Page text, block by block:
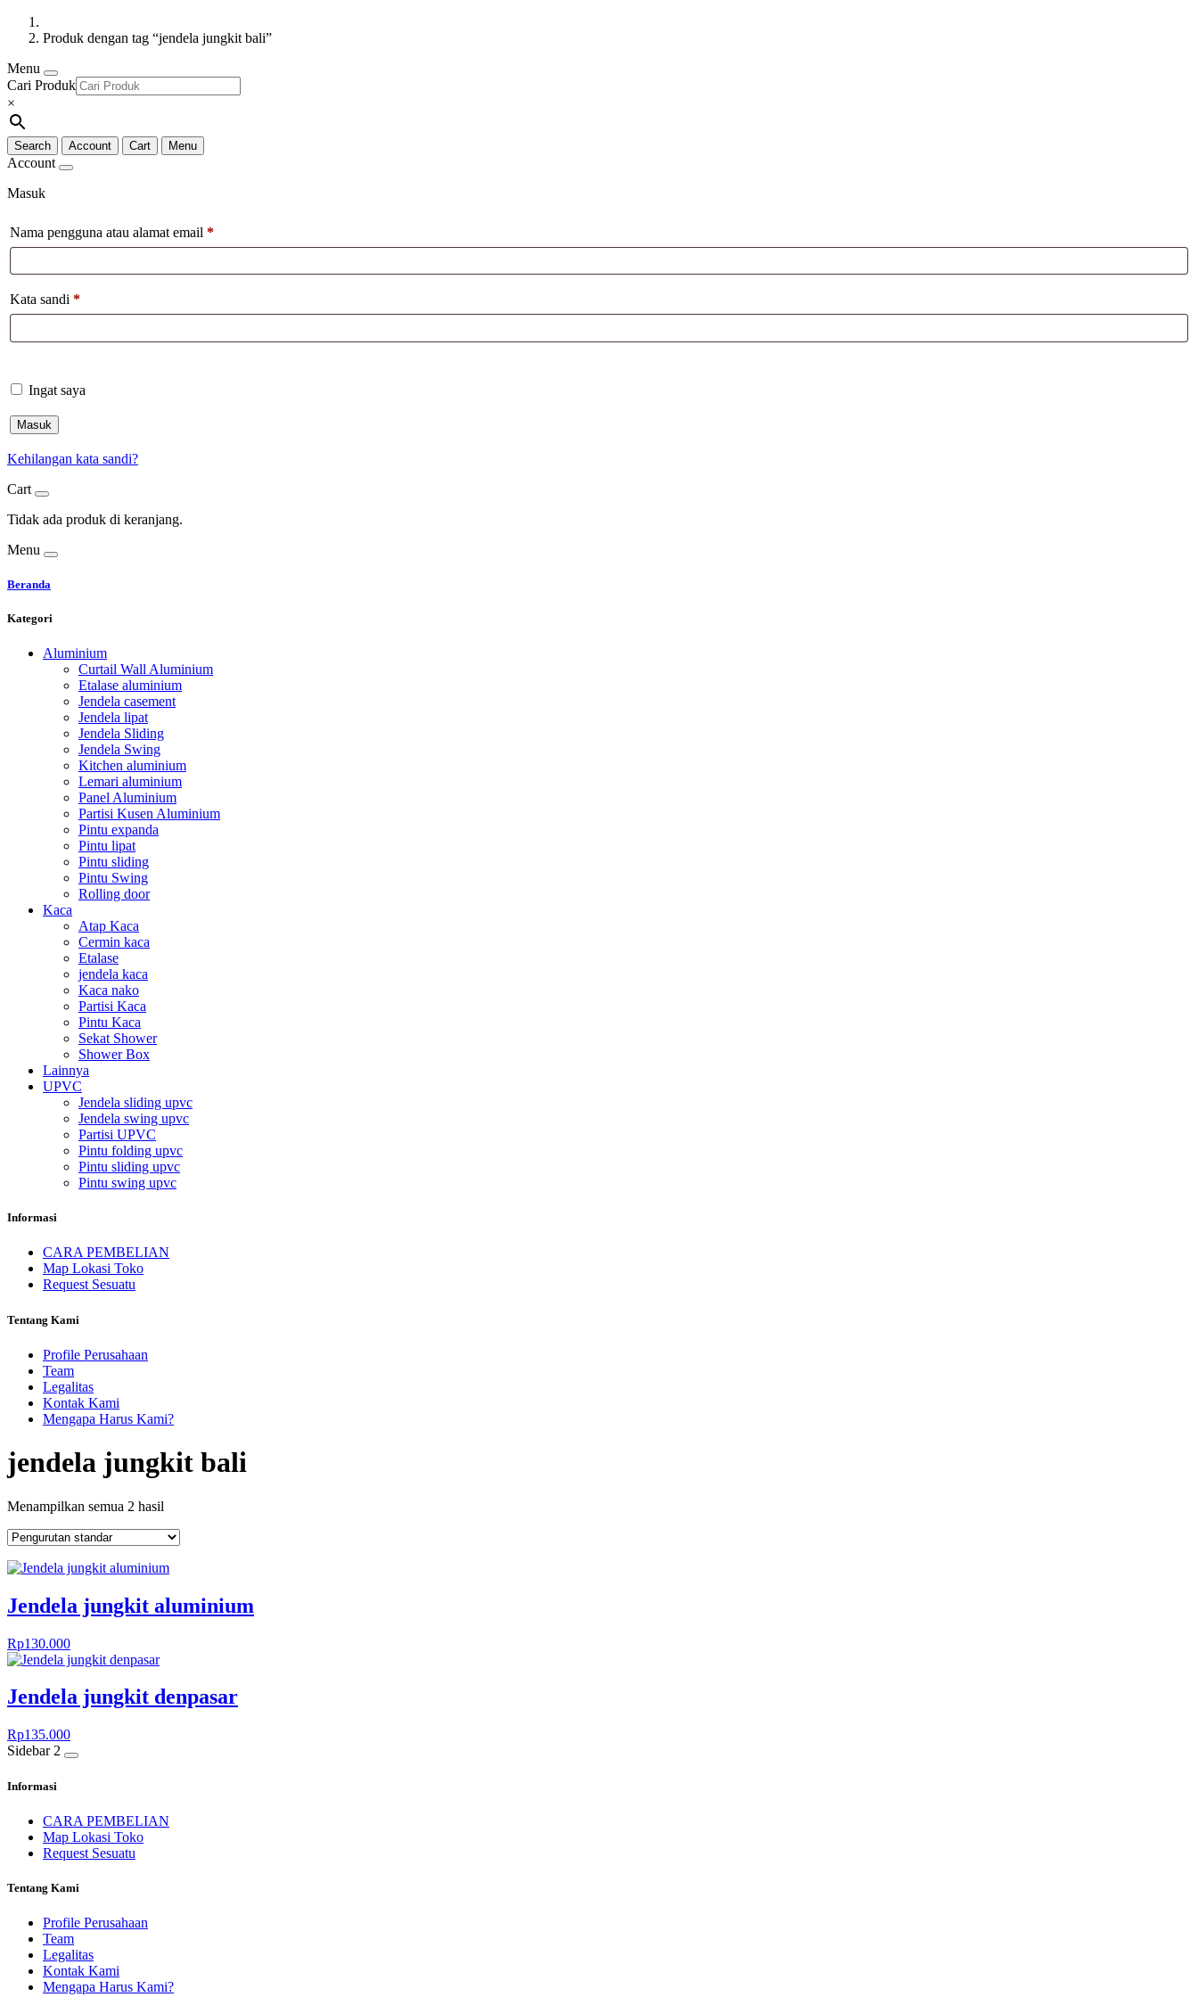
Produk dengan tag “jendela jungkit bali”
Menu
Cari Produk
×
Search Account Cart Menu
Account
Masuk
Nama pengguna atau alamat email *
Kata sandi *
Ingat saya
Masuk
Kehilangan kata sandi?
Cart
Tidak ada produk di keranjang.
Menu
Beranda
Kategori
Aluminium
Curtail Wall Aluminium
Etalase aluminium
Jendela casement
Jendela lipat
Jendela Sliding
Jendela Swing
Kitchen aluminium
Lemari aluminium
Panel Aluminium
Partisi Kusen Aluminium
Pintu expanda
Pintu lipat
Pintu sliding
Pintu Swing
Rolling door
Kaca
Atap Kaca
Cermin kaca
Etalase
jendela kaca
Kaca nako
Partisi Kaca
Pintu Kaca
Sekat Shower
Shower Box
Lainnya
UPVC
Jendela sliding upvc
Jendela swing upvc
Partisi UPVC
Pintu folding upvc
Pintu sliding upvc
Pintu swing upvc
Informasi
CARA PEMBELIAN
Map Lokasi Toko
Request Sesuatu
Tentang Kami
Profile Perusahaan
Team
Legalitas
Kontak Kami
Mengapa Harus Kami?
jendela jungkit bali
Menampilkan semua 2 hasil
Jendela jungkit aluminium
Rp130.000
Jendela jungkit denpasar
Rp135.000
Sidebar 2
Informasi
CARA PEMBELIAN
Map Lokasi Toko
Request Sesuatu
Tentang Kami
Profile Perusahaan
Team
Legalitas
Kontak Kami
Mengapa Harus Kami?